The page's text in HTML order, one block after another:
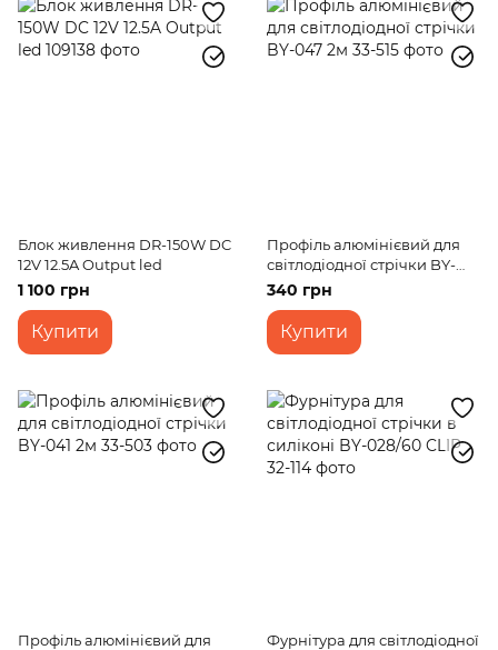
Блок живлення DR-150W DC
12V 12.5A Output led
1 100 грн
Купити
Профіль алюмінієвий для
світлодіодної стрічки BY-
047 2м
340 грн
Купити
Профіль алюмінієвий для
Фурнітура для світлодіодної